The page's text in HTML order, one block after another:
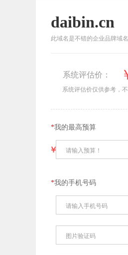
daibin.cn
此域名是不错的企业品牌域
系统评估价：
系统评估价仅供参考，
*我的最高预算
￥ 请输入预算！
*我的手机号码
请输入手机号码
图片验证码